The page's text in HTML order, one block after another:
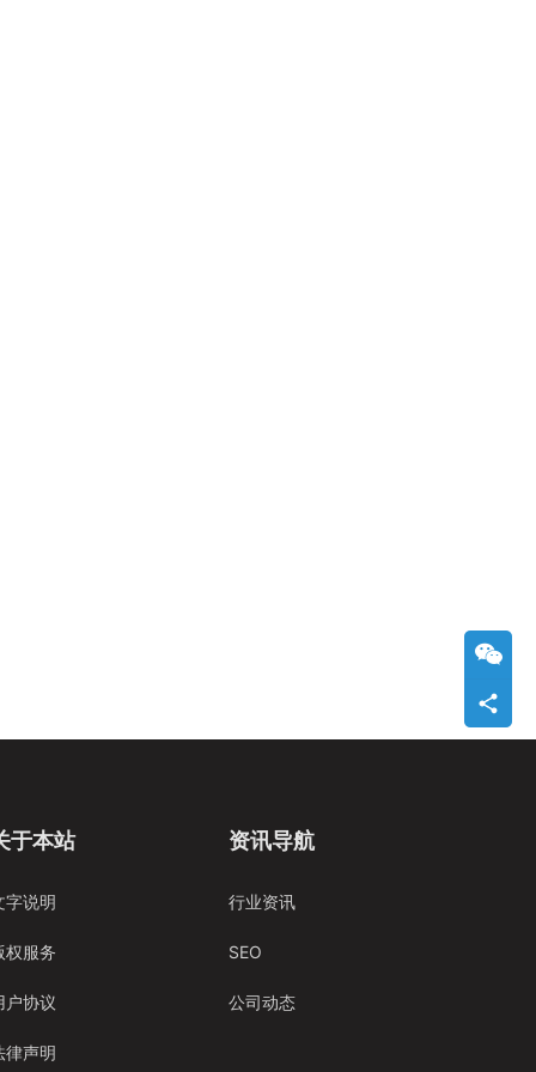
于本站
字说明
权服务
户协议
律声明
资讯导航
行业资讯
SEO
公司动态